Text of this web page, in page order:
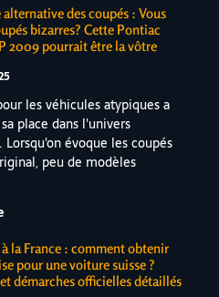
alternative des coupés : Vous
bizarres? Cette Pontiac
2009 pourrait être la vôtre
les véhicules atypiques a
place dans l'univers
évoque les coupés
peu de modèles
à la France : comment obtenir
pour une voiture suisse ?
démarches officielles détaillés